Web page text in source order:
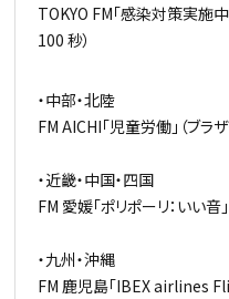
TOKYO FM「感染対策実施
100 秒）
・中部・北陸
FM AICHI「児童労働」（ブ
・近畿・中国・四国
FM 愛媛「ポリポーリ：いい
・九州・沖縄
FM 鹿児島「IBEX airlines